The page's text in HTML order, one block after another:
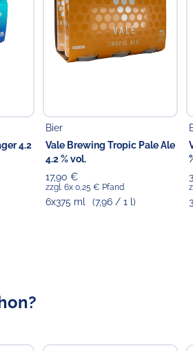
Angebotsformat
(wenn separat ausgewiesen)
inkludiert (wenn nicht separat
Food GmbH
4.2
Bier
Vale Brewing Tropic Pale Ale
4.2 % vol.
17,90 €
zzgl. 6x 0,25 € Pfand
6x375 ml (7,96 / 1 l)